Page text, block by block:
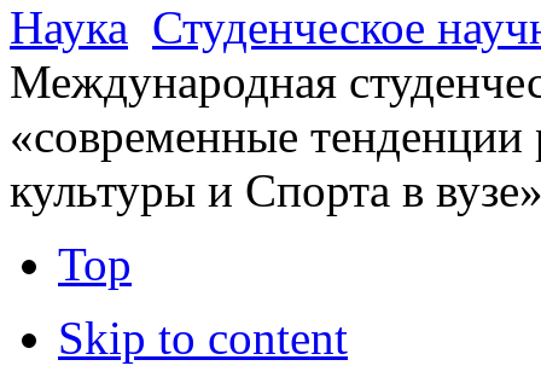
Наука Студенческое
Международная
«современные тенденции
культуры и Спорта в
Top
Skip to content